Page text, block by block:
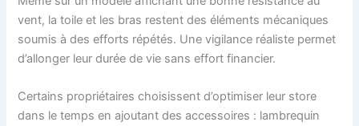
vent, la toile et les bras restent des éléments mécaniques
soumis à des efforts répétés. Une vigilance réaliste permet
d’allonger leur durée de vie sans effort financier.
Certains propriétaires choisissent d’optimiser leur store
dans le temps en ajoutant des accessoires : lambrequin